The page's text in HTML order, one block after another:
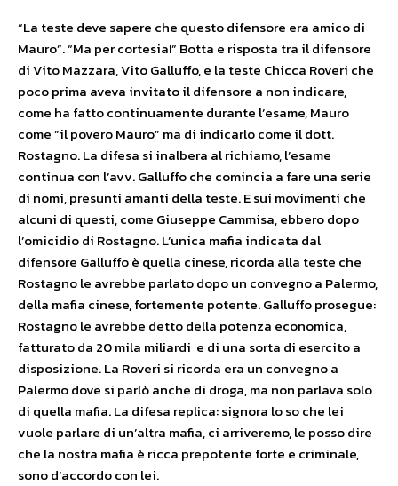
“La teste deve sapere che questo difensore era amico di
Mauro”. “Ma per cortesia!” Botta e risposta tra il difensore
di Vito Mazzara, Vito Galluffo, e la teste Chicca Roveri che
poco prima aveva invitato il difensore a non indicare,
come ha fatto continuamente durante l’esame, Mauro
come “il povero Mauro” ma di indicarlo come il dott.
Rostagno. La difesa si inalbera al richiamo, l’esame
continua con l’avv. Galluffo che comincia a fare una serie
di nomi, presunti amanti della teste. E sui movimenti che
alcuni di questi, come Giuseppe Cammisa, ebbero dopo
l’omicidio di Rostagno. L’unica mafia indicata dal
difensore Galluffo è quella cinese, ricorda alla teste che
Rostagno le avrebbe parlato dopo un convegno a Palermo,
della mafia cinese, fortemente potente. Galluffo prosegue:
Rostagno le avrebbe detto della potenza economica,
fatturato da 20 mila miliardi e di una sorta di esercito a
disposizione. La Roveri si ricorda era un convegno a
Palermo dove si parlò anche di droga, ma non parlava solo
di quella mafia. La difesa replica: signora lo so che lei
vuole parlare di un’altra mafia, ci arriveremo, le posso dire
che la nostra mafia è ricca prepotente forte e criminale,
sono d’accordo con lei.